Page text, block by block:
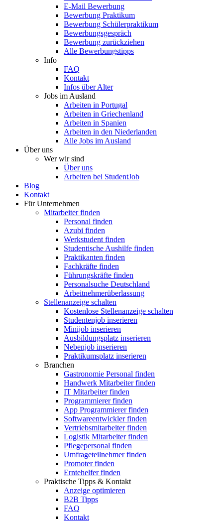
E-Mail Bewerbung
Bewerbung Praktikum
Bewerbung Schülerpraktikum
Bewerbungsgespräch
Bewerbung zurückziehen
Alle Bewerbungstipps
Info
FAQ
Kontakt
Infos über Alter
Jobs im Ausland
Arbeiten in Portugal
Arbeiten in Griechenland
Arbeiten in Spanien
Arbeiten in den Niederlanden
Alle Jobs im Ausland
Über uns
Wer wir sind
Über uns
Arbeiten bei StudentJob
Blog
Kontakt
Für Unternehmen
Mitarbeiter finden
Personal finden
Azubi finden
Werkstudent finden
Studentische Aushilfe finden
Praktikanten finden
Fachkräfte finden
Führungskräfte finden
Personalsuche Deutschland
Arbeitnehmerüberlassung
Stellenanzeige schalten
Kostenlose Stellenanzeige schalten
Studentenjob inserieren
Minijob inserieren
Ausbildungsplatz inserieren
Nebenjob inserieren
Praktikumsplatz inserieren
Branchen
Gastronomie Personal finden
Handwerk Mitarbeiter finden
IT Mitarbeiter finden
Programmierer finden
App Programmierer finden
Softwareentwickler finden
Vertriebsmitarbeiter finden
Logistik Mitarbeiter finden
Pflegepersonal finden
Umfrageteilnehmer finden
Promoter finden
Erntehelfer finden
Praktische Tipps & Kontakt
Anzeige optimieren
B2B Tipps
FAQ
Kontakt